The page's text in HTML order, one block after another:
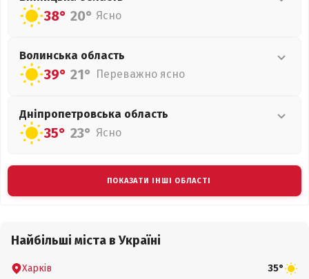
38° 20° Ясно
Волинська область
39° 21° Переважно ясно
Дніпропетровська область
35° 23° Ясно
ПОКАЗАТИ ІНШІ ОБЛАСТІ
Найбільші міста в Україні
Харків 35°